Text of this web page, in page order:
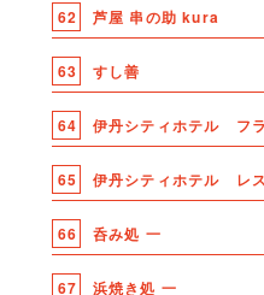
62 芦屋 串の助 kura
63 すし善
64 伊丹シティホテル フ
65 伊丹シティホテル レ
66 呑み処 一
67 浜焼き処 一